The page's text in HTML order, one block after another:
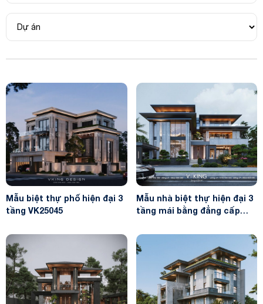
Mẫu biệt thự phố hiện đại 3
tầng VK25045
Mẫu nhà biệt thự hiện đại 3
tầng mái bằng đẳng cấp